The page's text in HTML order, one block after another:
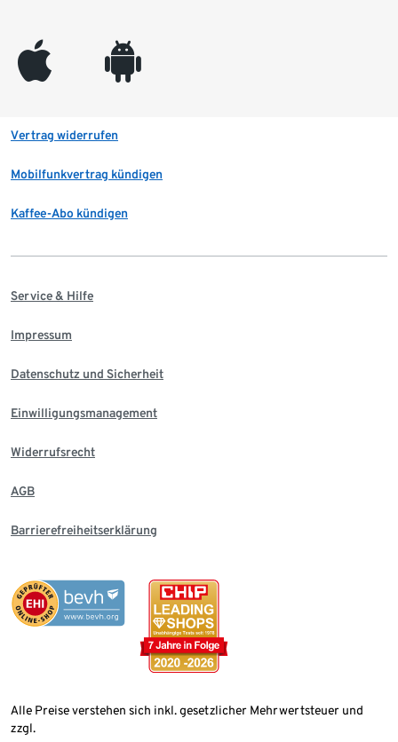
appleinc android
Vertrag widerrufen
Mobilfunkvertrag kündigen
Kaffee-Abo kündigen
Service & Hilfe
Impressum
Datenschutz und Sicherheit
Einwilligungsmanagement
Widerrufsrecht
AGB
Barrierefreiheitserklärung
Alle Preise verstehen sich inkl. gesetzlicher Mehrwertsteuer und
zzgl.